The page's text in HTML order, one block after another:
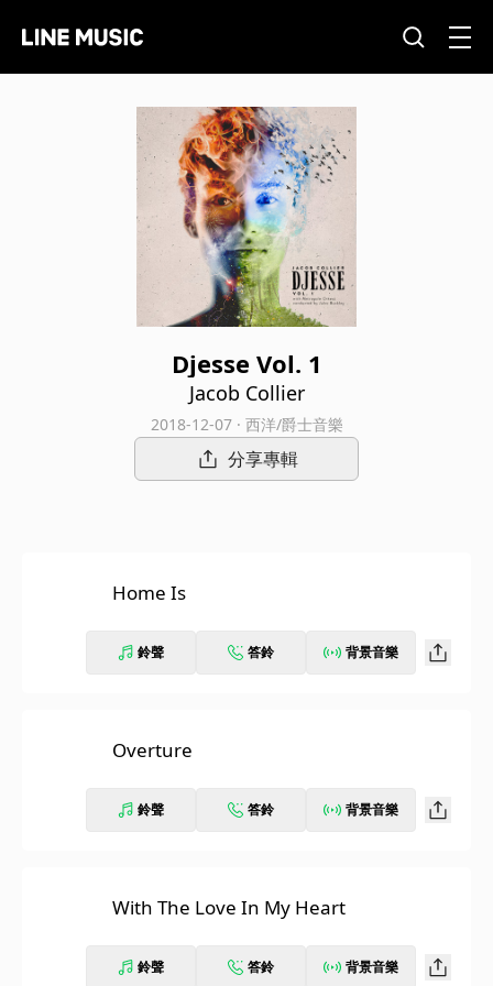
Djesse Vol. 1
Jacob Collier
2018-12-07 · 西洋/爵士音樂
分享專輯
Home Is
鈴聲 答鈴 背景音樂
Overture
鈴聲 答鈴 背景音樂
With The Love In My Heart
鈴聲 答鈴 背景音樂